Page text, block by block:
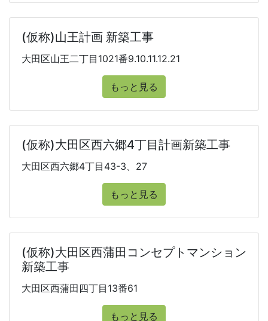
(仮称)山王計画 新築工事
大田区山王二丁目1021番9.10.11.12.21
もっと見る
(仮称)大田区西六郷4丁目計画新築工事
大田区西六郷4丁目43-3、27
もっと見る
(仮称)大田区西蒲田コンセプトマンション
新築工事
大田区西蒲田四丁目13番61
もっと見る